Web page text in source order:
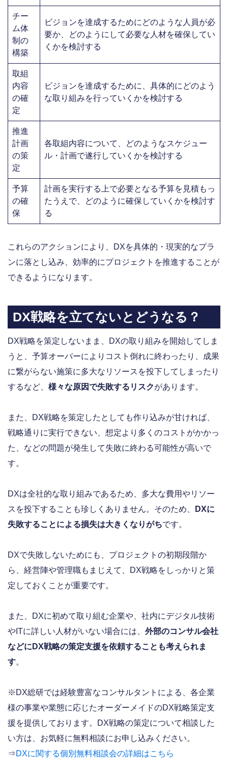
チー
ム体
制の
構築
ビジョンを達成するためにどのような人員が必
要か、どのようにして必要な人材を確保してい
くかを検討する
取組
内容
の確
定
ビジョンを達成するために、具体的にどのよう
な取り組みを行っていくかを検討する
推進
計画
の策
定
各取組内容について、どのようなスケジュー
ル・計画で遂行していくかを検討する
予算
の確
保
計画を実行する上で必要となる予算を見積もっ
たうえで、どのように確保していくかを検討す
る
これらのアクションにより、DXを具体的・現実的なプラ
ンに落とし込み、効率的にプロジェクトを推進することが
できるようになります。
DX戦略を立てないとどうなる？
DX戦略を策定しないまま、DXの取り組みを開始してしま
うと、予算オーバーによりコスト倒れに終わったり、成果
に繋がらない施策に多大なリソースを投下してしまったり
するなど、 様々な原因で失敗するリスクがあります。
また、DX戦略を策定したとしても作り込みが甘ければ、
戦略通りに実行できない、想定より多くのコストがかかっ
た、などの問題が発生して失敗に終わる可能性が高いで
す。
DXは全社的な取り組みであるため、多大な費用やリソー
スを投下することも珍しくありません。そのため、
DXに
失敗することによる損失は大きくなりがちです。
DXで失敗しないためにも、プロジェクトの初期段階か
ら、経営陣や管理職もまじえて、DX戦略をしっかりと策
定しておくことが重要です。
また、DXに初めて取り組む企業や、社内にデジタル技術
やITに詳しい人材がいない場合には、 外部のコンサル会社
などにDX戦略の策定支援を依頼することも考えられま
す。
※DX総研では経験豊富なコンサルタントによる、各企業
様の事業や業態に応じたオーダーメイドのDX戦略策定支
援を提供しております。DX戦略の策定について相談した
い方は、お気軽に無料相談にお申し込みください。
⇒DXに関する個別無料相談会の詳細はこちら